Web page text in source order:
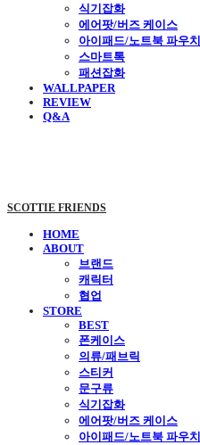
식기잡화
에어팟/버즈 케이스
아이패드/노트북 파우치
스마트톡
패션잡화
WALLPAPER
REVIEW
Q&A
SCOTTIE FRIENDS
HOME
ABOUT
브랜드
캐릭터
협업
STORE
BEST
폰케이스
의류/패브릭
스티커
문구류
식기잡화
에어팟/버즈 케이스
아이패드/노트북 파우치